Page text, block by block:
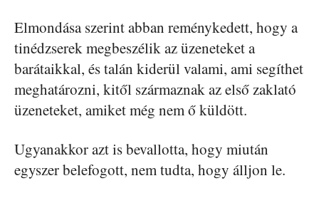
Elmondása szerint abban reménykedett, hogy a
tinédzserek megbeszélik az üzeneteket a
barátaikkal, és talán kiderül valami, ami segíthet
meghatározni, kitől származnak az első zaklató
üzeneteket, amiket még nem ő küldött.
Ugyanakkor azt is bevallotta, hogy miután
egyszer belefogott, nem tudta, hogy álljon le.